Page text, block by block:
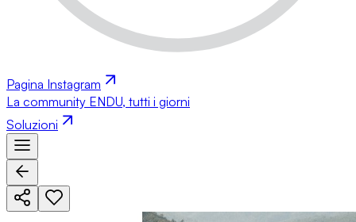
Pagina Instagram
La community ENDU, tutti i giorni
Soluzioni